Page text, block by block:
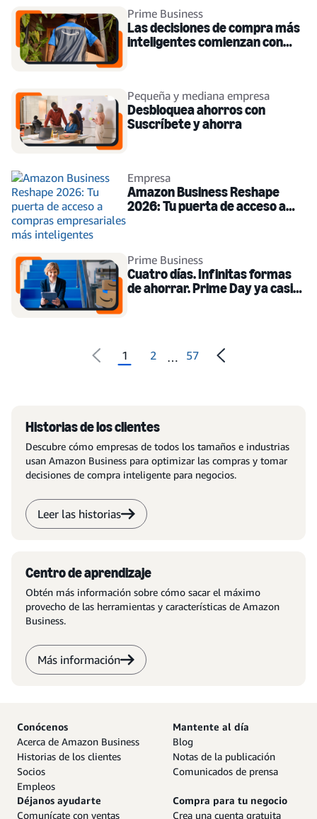
Prime Business
Las decisiones de compra más
inteligentes comienzan con
Pequeña y mediana empresa
Desbloquea ahorros con
Suscríbete y ahorra
Empresa
Amazon Business Reshape
2026: Tu puerta de acceso a
Prime Business
Cuatro días. Infinitas formas
de ahorrar. Prime Day ya casi
1 2 … 57
Historias de los clientes
Descubre cómo empresas de todos los tamaños e industrias
usan Amazon Business para optimizar las compras y tomar
decisiones de compra inteligente para negocios.
Leer las historias
Centro de aprendizaje
Obtén más información sobre cómo sacar el máximo
provecho de las herramientas y características de Amazon
Business.
Más información
Conócenos
Acerca de Amazon Business
Historias de los clientes
Socios
Empleos
Mantente al día
Blog
Notas de la publicación
Comunicados de prensa
Déjanos ayudarte
Comunícate con ventas
Compra para tu negocio
Crea una cuenta gratuita